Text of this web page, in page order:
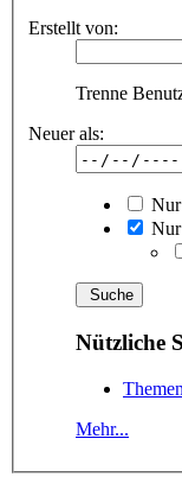
Erstellt von:
Trenne
Neuer als:
Nur
Nur
Nützliche
Mehr...